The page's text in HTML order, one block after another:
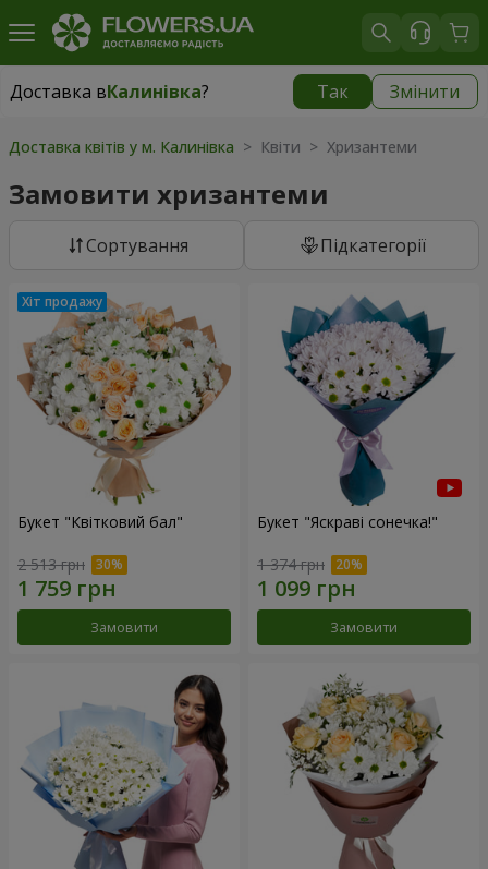
Доставка вКалинівка? Так Змінити
Доставка вКалинівка|
Доставка квітів у м. Калинівка > Квіти > Хризантеми
Замовити хризантеми
Сортування Підкатегорії
Букет "Квітковий бал"
2 513 грн
Замовити
Букет "Яскраві сонечка!"
1 374 грн
Замовити